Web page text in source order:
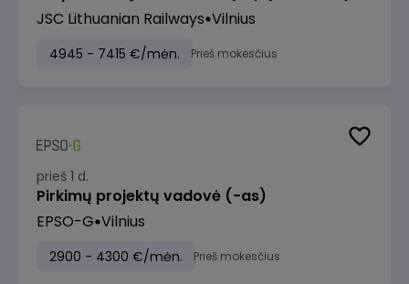
JSC Lithuanian Railways Vilnius
4945 - 7415 €/mėn. Prieš mokesčius
prieš 1 d.
Pirkimų projektų vadovė (-as)
EPSO-G Vilnius
2900 - 4300 €/mėn. Prieš mokesčius